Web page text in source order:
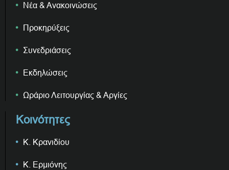
Νέα & Ανακοινώσεις
Προκηρύξεις
Συνεδριάσεις
Εκδηλώσεις
Ωράριο Λειτουργίας & Αργίες
Κοινότητες
Κ. Κρανιδίου
Κ. Ερμιόνης